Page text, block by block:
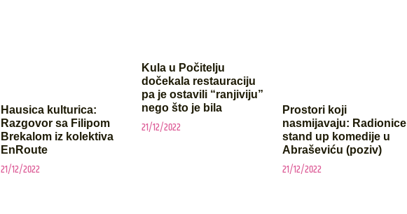
Hausica kulturica:
Razgovor sa Filipom
Brekalom iz kolektiva
EnRoute
21/12/2022
Kula u Počitelju
dočekala restauraciju
pa je ostavili “ranjiviju”
nego što je bila
21/12/2022
Prostori koji
nasmijavaju: Radionice
stand up komedije u
Abraševiću (poziv)
21/12/2022